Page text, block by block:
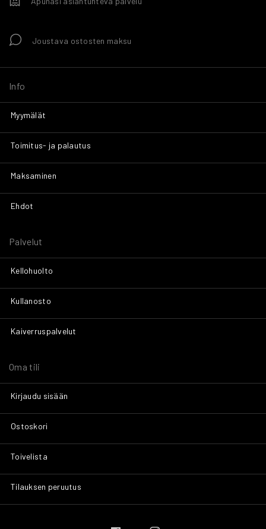
Joustava ostosten maksu
Info
Myymälät
Toimitus- ja palautus
Maksaminen
Ehdot
Palvelut
Kellohuolto
Kullanosto
Kaiverruspalvelut
Oma tili
Kirjaudu sisään
Ostoskori
Toivelista
Tilauksen peruutus